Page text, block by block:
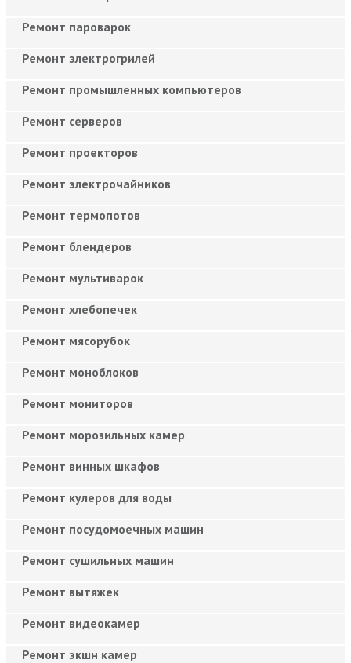
Ремонт пароварок
Ремонт электрогрилей
Ремонт промышленных компьютеров
Ремонт серверов
Ремонт проекторов
Ремонт электрочайников
Ремонт термопотов
Ремонт блендеров
Ремонт мультиварок
Ремонт хлебопечек
Ремонт мясорубок
Ремонт моноблоков
Ремонт мониторов
Ремонт морозильных камер
Ремонт винных шкафов
Ремонт кулеров для воды
Ремонт посудомоечных машин
Ремонт сушильных машин
Ремонт вытяжек
Ремонт видеокамер
Ремонт экшн камер